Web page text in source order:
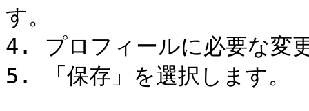
す。
4. プロフィールに必要な変
5. 「保存」を選択します。